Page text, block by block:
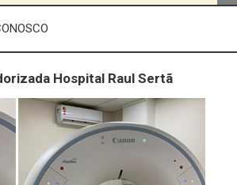
Hospital Raul Sertã